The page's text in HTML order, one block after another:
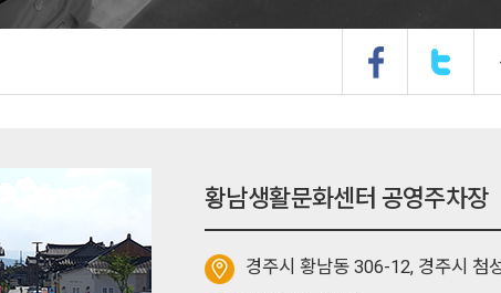
황남생활문화센터 공영주차장
경주시 황남동 306-12, 경주시 첨